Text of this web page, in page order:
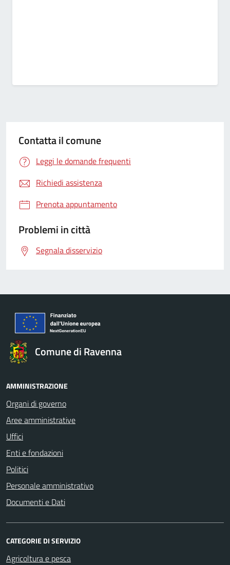
Contatta il comune
Leggi le domande frequenti
Richiedi assistenza
Prenota appuntamento
Problemi in città
Segnala disservizio
Comune di Ravenna
AMMINISTRAZIONE
Organi di governo
Aree amministrative
Uffici
Enti e fondazioni
Politici
Personale amministrativo
Documenti e Dati
CATEGORIE DI SERVIZIO
Agricoltura e pesca